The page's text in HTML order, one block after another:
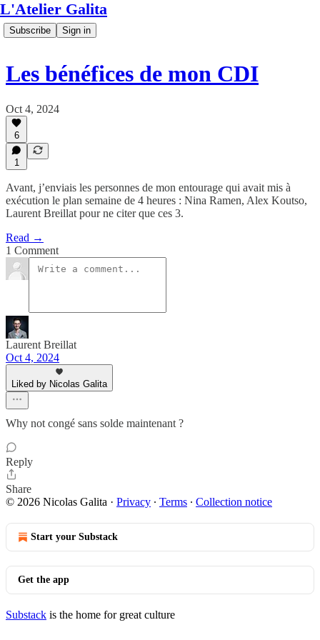
L'Atelier Galita
Subscribe Sign in
Les bénéfices de mon CDI
Oct 4, 2024
6
1
Avant, j’enviais les personnes de mon entourage qui avait mis à
exécution le plan semaine de 4 heures : Nina Ramen, Alex Koutso,
Laurent Breillat pour ne citer que ces 3.
Read →
1 Comment
Laurent Breillat
Oct 4, 2024
Liked by Nicolas Galita
Why not congé sans solde maintenant ?
Reply
Share
© 2026 Nicolas Galita · Privacy ∙ Terms ∙ Collection notice
Start your Substack
Get the app
Substack is the home for great culture